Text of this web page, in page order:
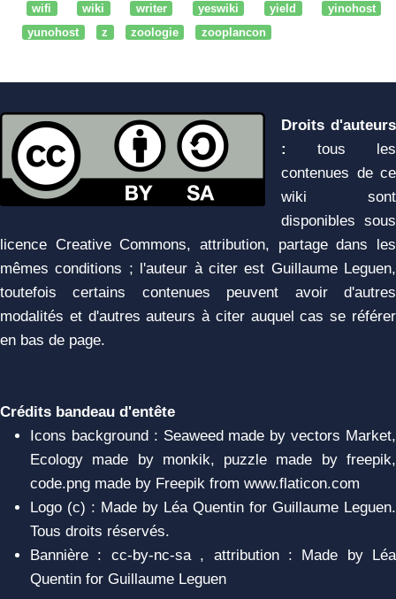
wifi
wiki writer yeswiki yield
yinohost
yunohost
z zoologie zooplancon
Droits d'auteurs
:
tous les
contenues de ce
wiki sont
disponibles sous
licence Creative Commons, attribution, partage dans les
mêmes conditions ; l'auteur à citer est Guillaume Leguen,
toutefois certains contenues peuvent avoir d'autres
modalités et d'autres auteurs à citer auquel cas se référer
en bas de page.
Crédits bandeau d'entête
Icons background : Seaweed made by vectors Market,
Ecology made by monkik, puzzle made by freepik,
code.png made by Freepik from www.flaticon.com
Logo (c) : Made by Léa Quentin for Guillaume Leguen.
Tous droits réservés.
Bannière : cc-by-nc-sa , attribution : Made by Léa
Quentin for Guillaume Leguen